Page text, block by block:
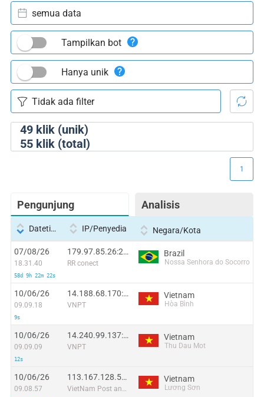
49klik (unik)
55klik (total)
semua data
Tampilkan bot
Hanya unik
Pengunjung Analisis
1
Datetime IP/Penyedia Negara/Kota
07/08/26
18.31.40
58d 9h 22m 22s
179.97.85.26:28248
RR conect
Brazil
Nossa Senhora do Socorro
10/06/26
09.09.18
9s
14.188.68.170:46681
VNPT
Vietnam
Hòa Bình
10/06/26
09.09.09
12s
14.240.99.137:42249
VNPT
Vietnam
Thu Dau Mot
10/06/26
09.08.57
113.167.128.54:57821
VietNam Post and Telecom Corporation
Vietnam
Lương Sơn